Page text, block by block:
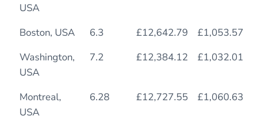
USA
Boston, USA 6.3 £12,642.79 £1,053.57
Washington,
USA
7.2 £12,384.12 £1,032.01
Montreal,
USA
6.28 £12,727.55 £1,060.63